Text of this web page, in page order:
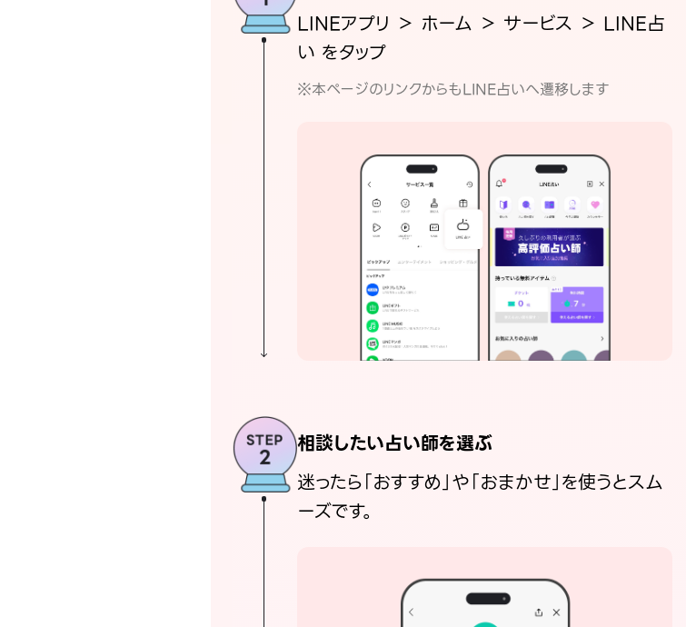
LINEアプリ ＞ ホーム ＞ サービス ＞ LINE占
い をタップ
※本ページのリンクからもLINE占いへ遷移します
相談したい占い師を選ぶ
迷ったら「おすすめ」や「おまかせ」を使うとスム
ーズです。